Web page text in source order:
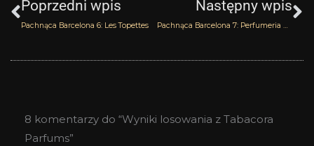
Poprzedni wpis
Pachnąca Barcelona 6: Les Topettes
Następny wpis
Pachnąca Barcelona 7: Perfumeria Regia i Museu del Parfum
8 komentarzy do “Wyniki losowania z Tabacora
Parfums”